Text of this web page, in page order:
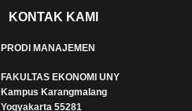
KONTAK KAMI
PRODI MANAJEMEN
FAKULTAS EKONOMI UNY
Kampus Karangmalang
Yogyakarta 55281